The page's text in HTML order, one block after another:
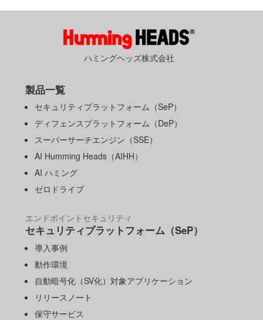
ハミングヘッズ株式会社
製品一覧
セキュリティプラットフォーム（SeP）
ディフェンスプラットフォーム（DeP）
スーパーサーチエンジン（SSE）
AI Humming Heads（AIHH）
AI ハミング
ゼロドライブ
エンドポイントセキュリティ
セキュリティプラットフォーム（SeP）
導入事例
動作環境
自動暗号化（SV化）対象アプリケーション
リリースノート
保守サービス